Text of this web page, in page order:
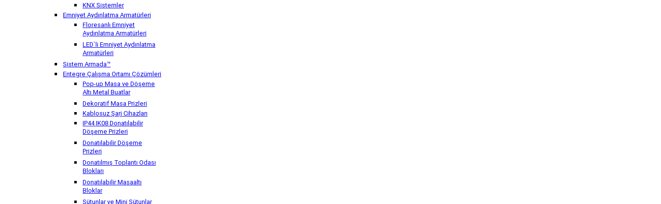
KNX Sistemler
Emniyet Aydınlatma Armatürleri
Floresanlı Emniyet
Aydınlatma Armatürleri
LED`li Emniyet Aydınlatma
Armatürleri
Sistem Armada™
Entegre Çalışma Ortamı Çözümleri
Pop-up Masa ve Döşeme
Altı Metal Buatlar
Dekoratif Masa Prizleri
Kablosuz Şarj Cihazları
IP44 IK08 Donatılabilir
Döşeme Prizleri
Donatılabilir Döşeme
Prizleri
Donatılmış Toplantı Odası
Blokları
Donatılabilir Masaaltı
Bloklar
Sütunlar ve Mini Sütunlar